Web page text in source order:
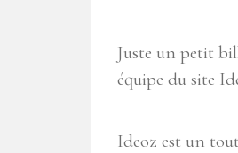
Juste un petit
équipe du site
Ideoz est un